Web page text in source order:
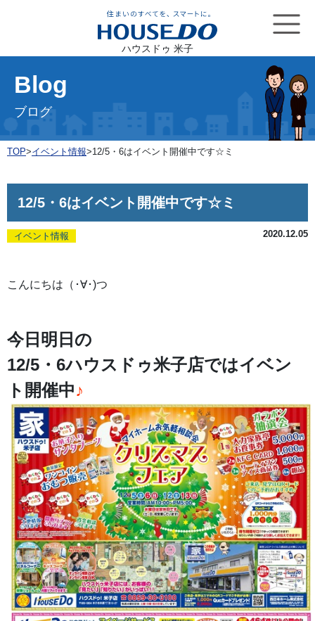
ハウスドゥ 米子
Blog
ブログ
TOP>イベント情報>12/5・6はイベント開催中です☆ミ
12/5・6はイベント開催中です☆ミ
イベント情報 2020.12.05
こんにちは（･∀･)つ
今日明日の
12/5・6ハウスドゥ米子店ではイベン
ト開催中♪